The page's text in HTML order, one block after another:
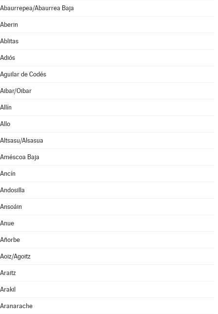
Abaurrepea/Abaurrea Baja
Aberin
Ablitas
Adiós
Aguilar de Codés
Aibar/Oibar
Allín
Allo
Altsasu/Alsasua
Améscoa Baja
Ancín
Andosilla
Ansoáin
Anue
Añorbe
Aoiz/Agoitz
Araitz
Arakil
Aranarache